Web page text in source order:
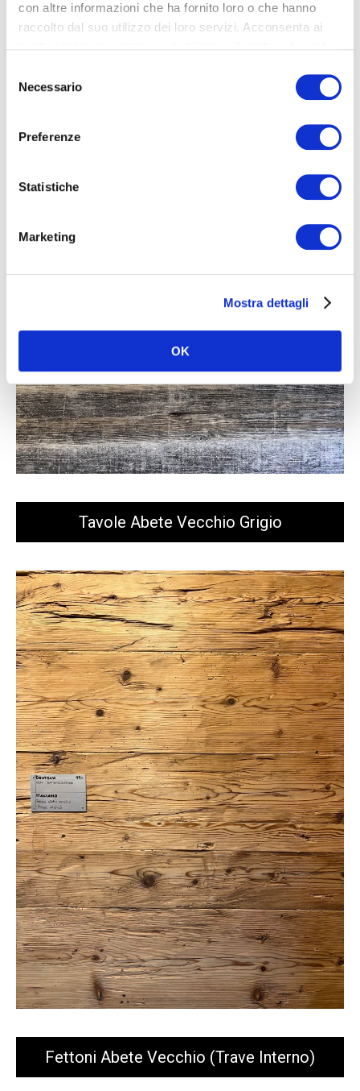
con altre informazioni che ha fornito loro o che hanno
raccolto dal suo utilizzo dei loro servizi. Acconsenta ai
delNecessario
Preferenze
Statistiche
Marketing
Mostra dettagli
OK
Tavole Abete Vecchio Grigio
Fettoni Abete Vecchio (trave Interno)